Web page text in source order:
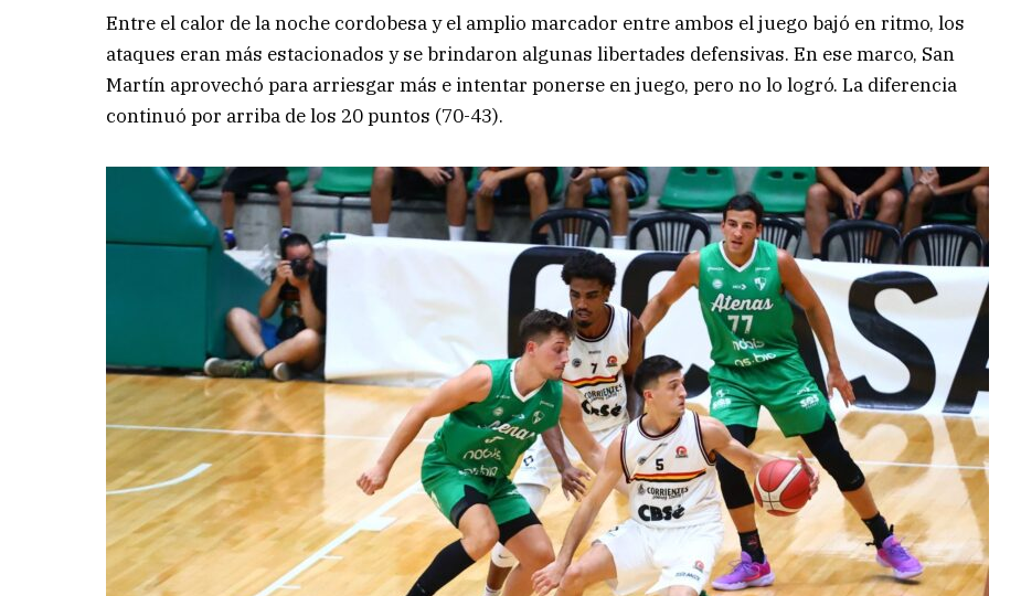
Entre el calor de la noche cordobesa y el amplio marcador entre ambos el juego bajó en ritmo, los
ataques eran más estacionados y se brindaron algunas libertades defensivas. En ese marco, San
Martín aprovechó para arriesgar más e intentar ponerse en juego, pero no lo logró. La diferencia
continuó por arriba de los 20 puntos (70-43).